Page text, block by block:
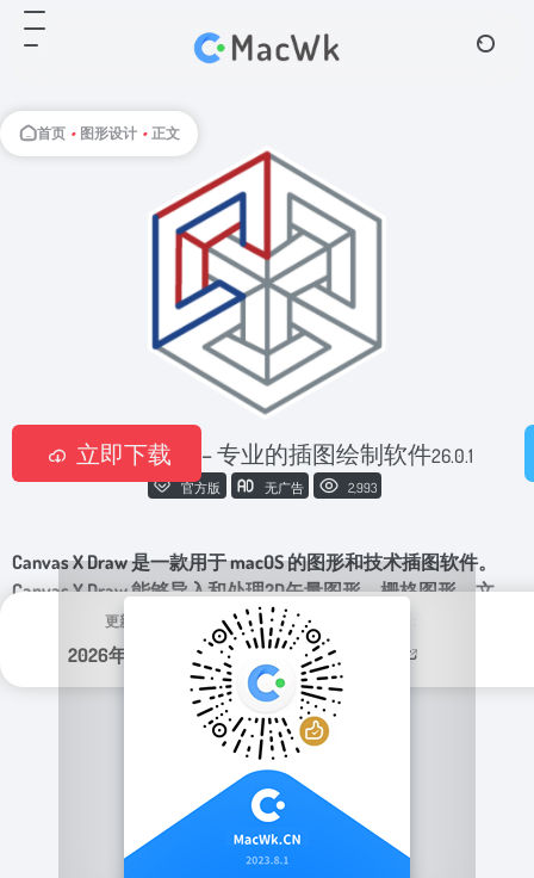
首页 • 图形设计 • 正文
Canvas X Draw – 专业的插图绘制软件26.0.1
官方版 无广告 2,993
Canvas X Draw 是一款用于 macOS 的图形和技术插图软件。
Canvas X Draw 能够导入和处理2D矢量图形，栅格图形，文
本，AutoCAD 和 Web 内容，并输出为多种格式。绝对精确地
创建蓝图，平面图，比例图，建筑设计和其他技术图。
更新日期：
2026年 5月 25日 图形设计
立即下载